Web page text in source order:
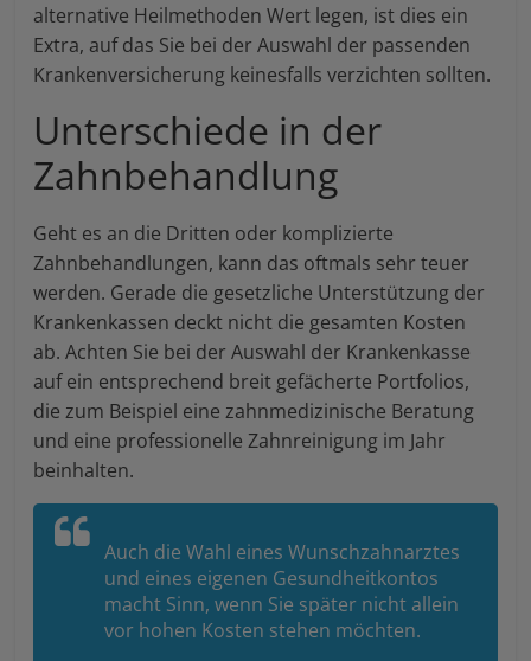
alternative Heilmethoden Wert legen, ist dies ein
Extra, auf das Sie bei der Auswahl der passenden
Krankenversicherung keinesfalls verzichten sollten.
Unterschiede in der
Zahnbehandlung
Geht es an die Dritten oder komplizierte
Zahnbehandlungen, kann das oftmals sehr teuer
werden. Gerade die gesetzliche Unterstützung der
Krankenkassen deckt nicht die gesamten Kosten
ab. Achten Sie bei der Auswahl der Krankenkasse
auf ein entsprechend breit gefächerte Portfolios,
die zum Beispiel eine zahnmedizinische Beratung
und eine professionelle Zahnreinigung im Jahr
beinhalten.
Auch die Wahl eines Wunschzahnarztes
und eines eigenen Gesundheitkontos
macht Sinn, wenn Sie später nicht allein
vor hohen Kosten stehen möchten.